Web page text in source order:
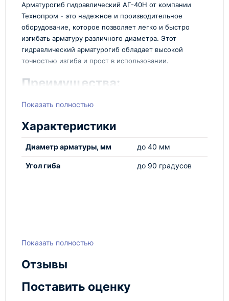
Арматурогиб гидравлический АГ-40Н от компании
Технопром - это надежное и производительное
оборудование, которое позволяет легко и быстро
изгибать арматуру различного диаметра. Этот
гидравлический арматурогиб обладает высокой
точностью изгиба и прост в использовании.
Преимущества:
Арматурогиб гидравлический АГ-40Н отличается
Он идеально подходит для строительных работ
любого масштаба. Благодаря гидравлическому
приводу, изгиб арматуры происходит быстро и без
лишних усилий.
Высокая точность изгиба
вам значительно ускорить процесс изгиба
этот арматурогиб, вы получаете надежного
партнера для выполнения строительных работ.
Показать полностью
Характеристики
Диаметр арматуры, мм до 40 мм
Угол гиба до 90 градусов
Показать полностью
Отзывы
Поставить оценку